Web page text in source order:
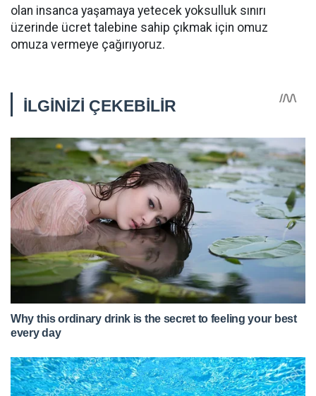
olan insanca yaşamaya yetecek yoksulluk sınırı
üzerinde ücret talebine sahip çıkmak için omuz
omuza vermeye çağırıyoruz.